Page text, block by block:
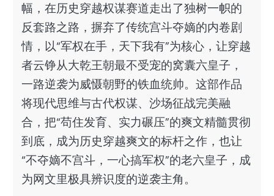
幅，在历史穿越权谋赛道走出了独树一帜的
反套路之路，摒弃了传统宫斗夺嫡的内卷剧
情，以“军权在手，天下我有”为核心，让穿越
者云铮从大乾王朝最不受宠的窝囊六皇子，
一路逆袭为威慑朝野的铁血统帅。这部作品
将现代思维与古代权谋、沙场征战完美融
合，把“苟住发育、实力碾压”的爽文精髓贯彻
到底，成为历史穿越爽文的标杆之作，也让
“不夺嫡不宫斗，一心搞军权”的老六皇子，成
为网文里极具辨识度的逆袭主角。